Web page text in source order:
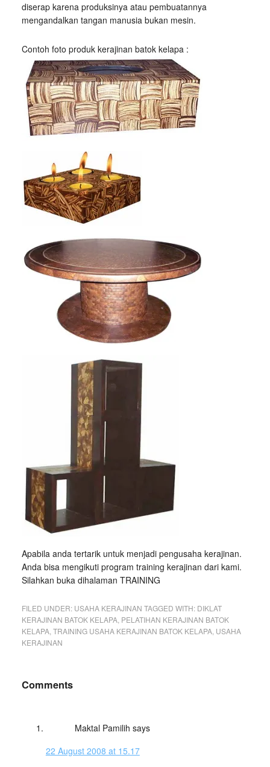
diserap karena produksinya atau pembuatannya
mengandalkan tangan manusia bukan mesin.
Contoh foto produk kerajinan batok kelapa :
Apabila anda tertarik untuk menjadi pengusaha kerajinan.
Anda bisa mengikuti program training kerajinan dari kami.
Silahkan buka dihalaman TRAINING
FILED UNDER: USAHA KERAJINAN TAGGED WITH: DIKLAT
KERAJINAN BATOK KELAPA, PELATIHAN KERAJINAN BATOK
KELAPA, TRAINING USAHA KERAJINAN BATOK KELAPA, USAHA
KERAJINAN
Comments
Maktal Pamilih says
22 August 2008 at 15.17